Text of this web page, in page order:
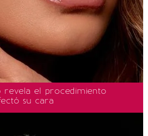
revela el procedimiento
su cara